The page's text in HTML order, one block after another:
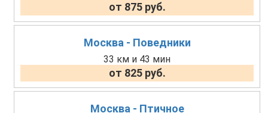
от 875 руб.
Москва - Поведники
33 км и 43 мин
от 825 руб.
Москва - Птичное